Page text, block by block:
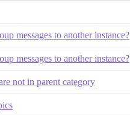
messages to another instance?
messages to another instance?
not in parent category